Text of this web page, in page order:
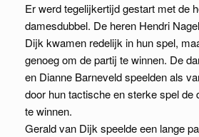
Er werd tegelijkertijd gestart met de
damesdubbel. De heren Hendri
Dijk kwamen redelijk in hun spel,
genoeg om de partij te winnen. De
en Dianne Barneveld speelden als
door hun tactische en sterke spel de
te winnen.
Gerald van Dijk speelde een lange